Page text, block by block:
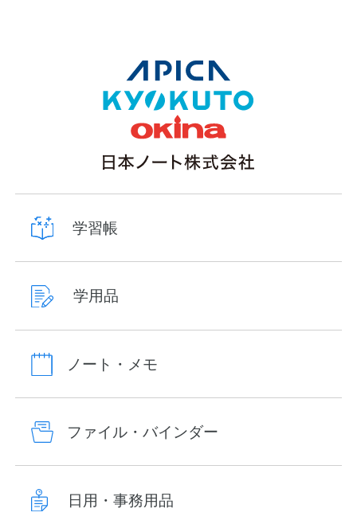
学習帳
学用品
ノート・メモ
ファイル・バインダー
日用・事務用品